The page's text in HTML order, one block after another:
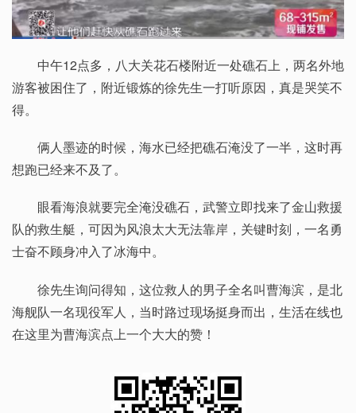
中午12点多，八大关花石楼附近一处礁石上，两名外地
游客被困住了，附近锻炼的徐先生一打听原因，真是哭笑不
得。
俩人墨迹的时候，海水已经把礁石淹没了一半，这时再
想跑已经来不及了。
眼看海浪就要完全淹没礁石，武警立即找来了金山救援
队的救生艇，可因为风浪太大无法靠岸，关键时刻，一名勇
士奋不顾身冲入了冰海中。
徐先生询问得知，这位救人的男子全名叫曹海滨，是北
海舰队一名现役军人，当时路过现场挺身而出，生活在线也
在这里为曹海滨点上一个大大的赞！